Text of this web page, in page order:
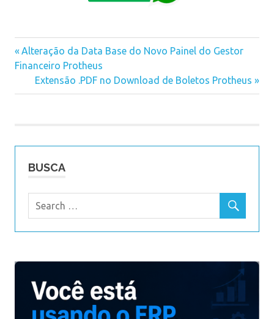
Navegação
Previous
Post:
Alteração da Data Base do Novo Painel do Gestor
Financeiro Protheus
Next
Post:
Extensão .PDF no Download de Boletos Protheus
BUSCA